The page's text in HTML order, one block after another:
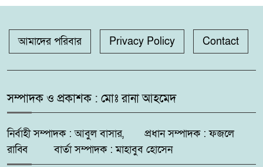
পরীক্ষার্থীর কেউই পাস করেনি
মদনে এস এস সি ফলাফলে প্রথম স্থান
অধিকার করেলেন, ফতেপুর সৈয়দ
আলী চৌধুরী উচ্চ বিদ্যালয়,
৫
অভয়নগরে নওয়াপাড়ায় ক্লিনিক-
প্রতিষ্ঠানে দেড় লাখ টাকা জরিমানা
৬
আমাদের পরিবার Privacy Policy Contact
সম্পাদক ও প্রকাশক : মোঃ রানা আহমেদ
নির্বাহী সম্পাদক : আবুল বাসার, প্রধান সম্পাদক : ফজলে
রাব্বি বার্তা সম্পাদক : মাহাবুব হোসেন